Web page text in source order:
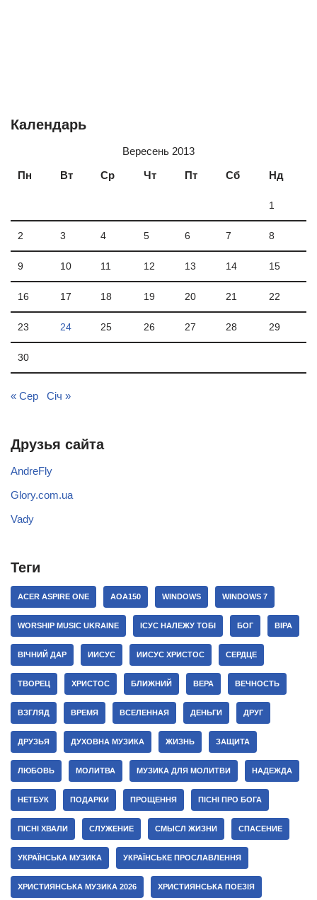
Календарь
Вересень 2013
Пн
Вт Ср Чт Пт Сб Нд
1
2 3 4 5 6 7 8
9 10 11 12 13 14 15
16 17 18 19 20 21 22
23 24 25 26 27 28 29
30
« Сер Січ »
Друзья сайта
AndreFly
Glory.com.ua
Vady
Теги
ACER ASPIRE ONE AOA150 WINDOWS WINDOWS 7
WORSHIP MUSIC UKRAINE ІСУС НАЛЕЖУ ТОБІ БОГ ВІРА
ВІЧНИЙ ДАР ИИСУС ИИСУС ХРИСТОС СЕРДЦЕ
ТВОРЕЦ ХРИСТОС БЛИЖНИЙ ВЕРА ВЕЧНОСТЬ
ВЗГЛЯД ВРЕМЯ ВСЕЛЕННАЯ ДЕНЬГИ ДРУГ
ДРУЗЬЯ ДУХОВНА МУЗИКА ЖИЗНЬ ЗАЩИТА
ЛЮБОВЬ МОЛИТВА МУЗИКА ДЛЯ МОЛИТВИ НАДЕЖДА
НЕТБУК ПОДАРКИ ПРОЩЕННЯ ПІСНІ ПРО БОГА
ПІСНІ ХВАЛИ СЛУЖЕНИЕ СМЫСЛ ЖИЗНИ СПАСЕНИЕ
УКРАЇНСЬКА МУЗИКА УКРАЇНСЬКЕ ПРОСЛАВЛЕННЯ
ХРИСТИЯНСЬКА МУЗИКА 2026 ХРИСТИЯНСЬКА ПОЕЗІЯ